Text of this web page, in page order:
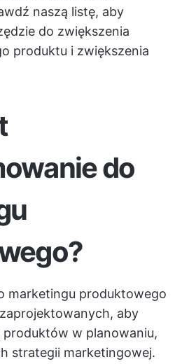
naszą listę, aby
do zwiększenia
produktu i zwiększenia
do
marketingu produktowego
aby
w planowaniu,
strategii marketingowej.